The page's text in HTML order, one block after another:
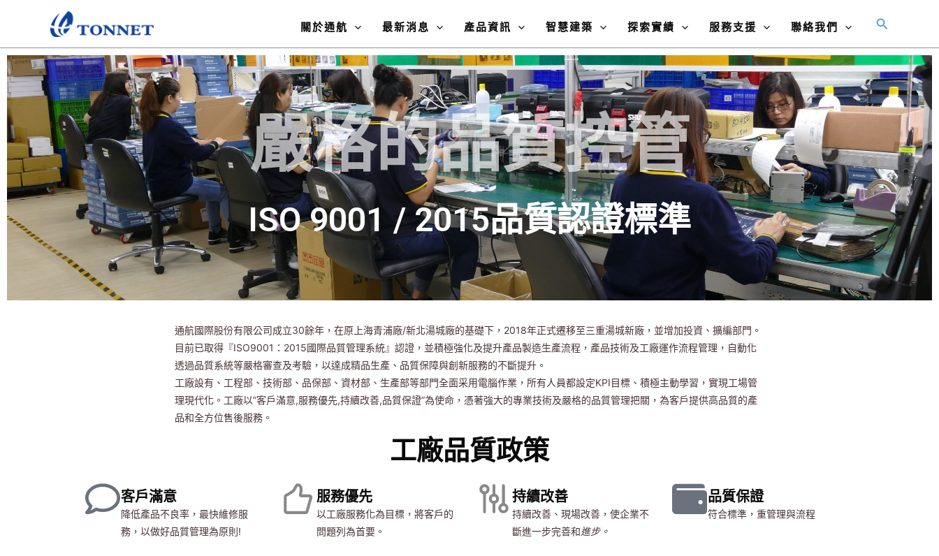
要
內
容
關於通航 最新消息 產品資訊 智慧建築 探索實績 服務支援 聯絡我們
搜
嚴格的品質控管
ISO 9001 / 2015品質認證標準
通航國際股份有限公司成立30餘年，在原上海青浦廠/新北湯城廠的基礎下，2018年正式遷移至三重湯城新廠，並增加投資、擴編部門。
目前已取得『ISO9001：2015國際品質管理系統』認證，並積極強化及提升產品製造生產流程，產品技術及工廠運作流程管理，自動化
透過品質系統等嚴格審查及考驗，以達成精品生產、品質保障與創新服務的不斷提升。
工廠設有、工程部、技術部、品保部、資材部、生產部等部門全面采用電腦作業，所有人員都設定KPI目標、積極主動學習，實現工場管
理現代化。工廠以”客戶滿意,服務優先,持續改善,品質保證”為使命，憑著強大的專業技術及嚴格的品質管理把關，為客戶提供高品質的產
品和全方位售後服務。
工廠品質政策
客戶滿意
降低產品不良率，最快維修服
務，以做好品質管理為原則!
服務優先
以工廠服務化為目標，將客戶的
問題列為首要。
持續改善
持續改善、現場改善，使企業不
斷進一步完善和進步。
品質保證
符合標準，重管理與流程